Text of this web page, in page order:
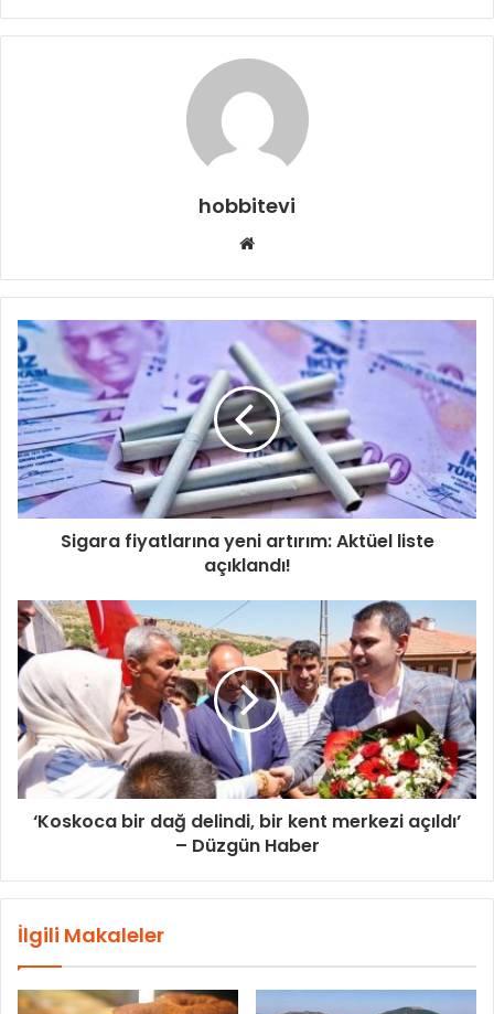
hobbitevi
Web
Sigara fiyatlarına yeni artırım: Aktüel liste
açıklandı!
‘Koskoca bir dağ delindi, bir kent merkezi açıldı’
– Düzgün Haber
İlgili Makaleler